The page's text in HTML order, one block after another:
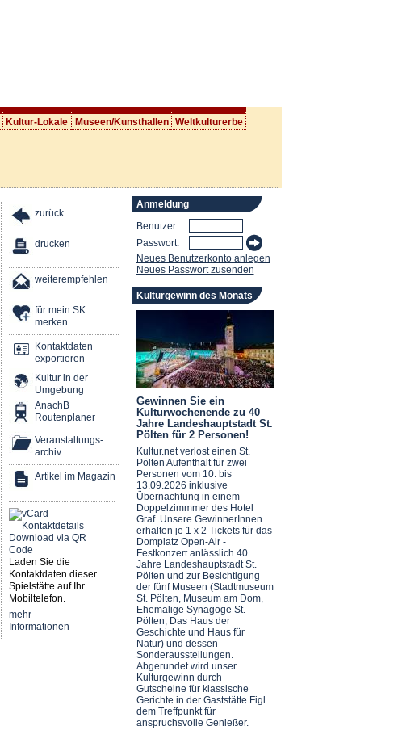
Kultur-Lokale Museen/Kunsthallen Weltkulturerbe
zurück
drucken
weiterempfehlen
für mein SK
merken
Kontaktdaten
exportieren
Kultur in der
Umgebung
AnachB
Routenplaner
Veranstaltungs-
archiv
Artikel im Magazin
Laden Sie die
Kontaktdaten dieser
Spielstätte auf Ihr
Mobiltelefon.
mehr
Informationen
Anmeldung
Benutzer:
Passwort:
Neues Benutzerkonto anlegen
Neues Passwort zusenden
Kulturgewinn des Monats
Gewinnen Sie ein
Kulturwochenende zu 40
Jahre Landeshauptstadt St.
Pölten für 2 Personen!
Kultur.net verlost einen St.
Pölten Aufenthalt für zwei
Personen vom 10. bis
13.09.2026 inklusive
Übernachtung in einem
Doppelzimmmer des Hotel
Graf. Unsere GewinnerInnen
erhalten je 1 x 2 Tickets für das
Domplatz Open-Air -
Festkonzert anlässlich 40
Jahre Landeshauptstadt St.
Pölten und zur Besichtigung
der fünf Museen (Stadtmuseum
St. Pölten, Museum am Dom,
Ehemalige Synagoge St.
Pölten, Das Haus der
Geschichte und Haus für
Natur) und dessen
Sonderausstellungen.
Abgerundet wird unser
Kulturgewinn durch
Gutscheine für klassische
Gerichte in der Gaststätte Figl
dem Treffpunkt für
anspruchsvolle Genießer.